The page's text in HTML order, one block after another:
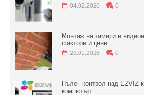
04.02.2026 0
Монтаж на камери и
фактори и цени
28.01.2026 0
Пълен контрол над EZVIZ
компютър